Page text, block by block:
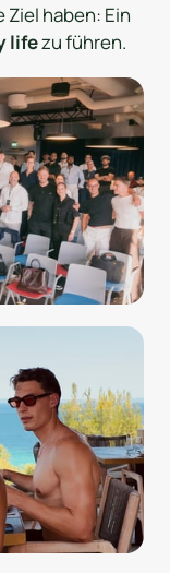
life zu führen.